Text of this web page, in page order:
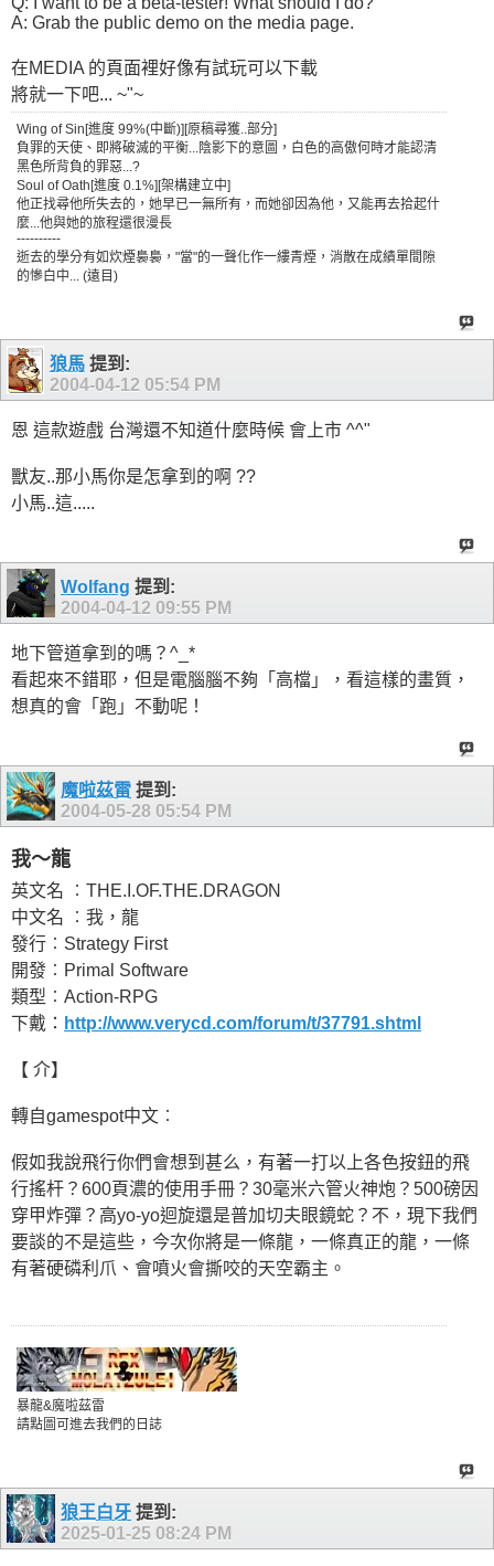
A: Grab the public demo on the media page.
在MEDIA 的頁面裡好像有試玩可以下載
將就一下吧... ~"~
Wing of Sin[進度 99%(中斷)][原稿尋獲..部分]
負罪的天使、即將破滅的平衡...陰影下的意圖，白色的高傲何時才能認清
黑色所背負的罪惡...?
Soul of Oath[進度 0.1%][架構建立中]
他正找尋他所失去的，她早已一無所有，而她卻因為他，又能再去拾起什
麼...他與她的旅程還很漫長
----------
逝去的學分有如炊煙裊裊，"當"的一聲化作一縷青煙，消散在成績單間隙
的慘白中... (遠目)
狼馬提到:
2004-04-12 05:54 PM
恩 這款遊戲 台灣還不知道什麼時候 會上市 ^^"
獸友..那小馬你是怎拿到的啊 ??
小馬..這.....
Wolfang 提到:
2004-04-12 09:55 PM
地下管道拿到的嗎？^_*
看起來不錯耶，但是電腦腦不夠「高檔」，看這樣的畫質，
想真的會「跑」不動呢！
魔啦茲雷 提到:
2004-05-28 05:54 PM
我～龍
英文名 ︰THE.I.OF.THE.DRAGON
中文名 ︰我，龍
發行︰Strategy First
開發︰Primal Software
類型︰Action-RPG
下戴： http://www.verycd.com/forum/t/37791.shtml
【 介】
轉自gamespot中文︰
假如我說飛行你們會想到甚么，有著一打以上各色按鈕的飛
行搖杆？600頁濃的使用手冊？30毫米六管火神炮？500磅因
穿甲炸彈？高yo-yo迴旋還是普加切夫眼鏡蛇？不，現下我們
要談的不是這些，今次你將是一條龍，一條真正的龍，一條
有著硬磷利爪、會噴火會撕咬的天空霸主。
暴龍&魔啦茲雷
請點圖可進去我們的日誌
狼王白牙 提到:
2025-01-25 08:24 PM